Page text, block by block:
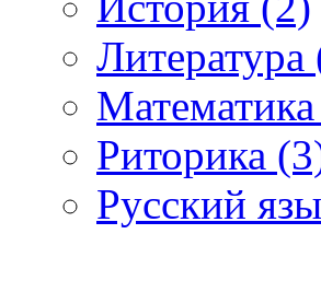
Литература
Риторика
Русский